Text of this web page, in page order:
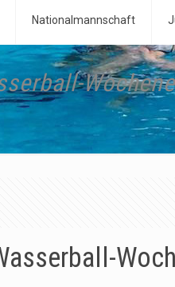
Nationalmannschaft